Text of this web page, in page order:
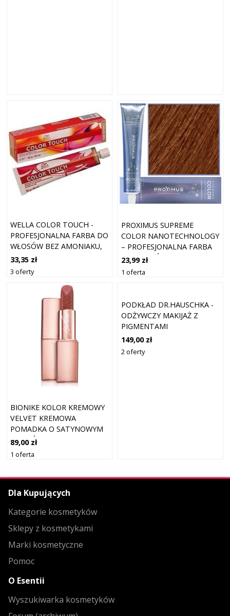
WELLA COLOR TOUCH -
PROFESJONALNA FARBA DO
WŁOSÓW BEZ AMONIAKU,
60 ML 7/3 ORZECH
LASKOWY
33,35 zł
3 oferty
PROXIMUS SUPREME
COLOR NANOTECHNOLOGY
– PROFESJONALNA FARBA
DO WŁOSÓW Z KWASEM
HIALURONOWYM, 100ML
23,99 zł
1 oferta
BIONIKE KOLOR KREMOWY
VELVET KREMOWA
POMADKA O SATYNOWYM
WYKOŃCZENIU W KOLORZE
103 ORZECH LASKOWY 3,5
89,00 zł
1 oferta
PODKŁAD DR.HAUSCHKA -
ODŻYWCZY MAKIJAŻ Z
PIGMENTAMI
MINERALNYMI 30 ML 04
ORZECH LASKOWY
149,00 zł
2 oferty
Dla Kupujących
Kategorie kosmetyków
Sklepy z kosmetykami
Marki kosmetyczne
Pomoc
O Esentii
Wyszukiwarka kosmetyków